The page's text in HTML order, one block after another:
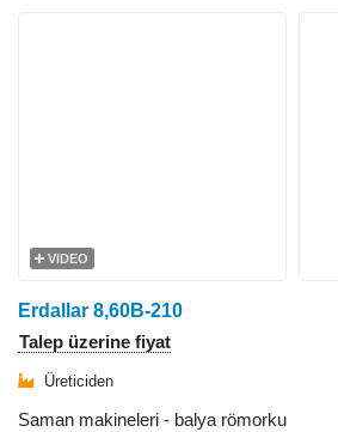
VIDEO
Erdallar 8,60B-210
Talep üzerine fiyat
Üreticiden
Saman makineleri - balya römorku